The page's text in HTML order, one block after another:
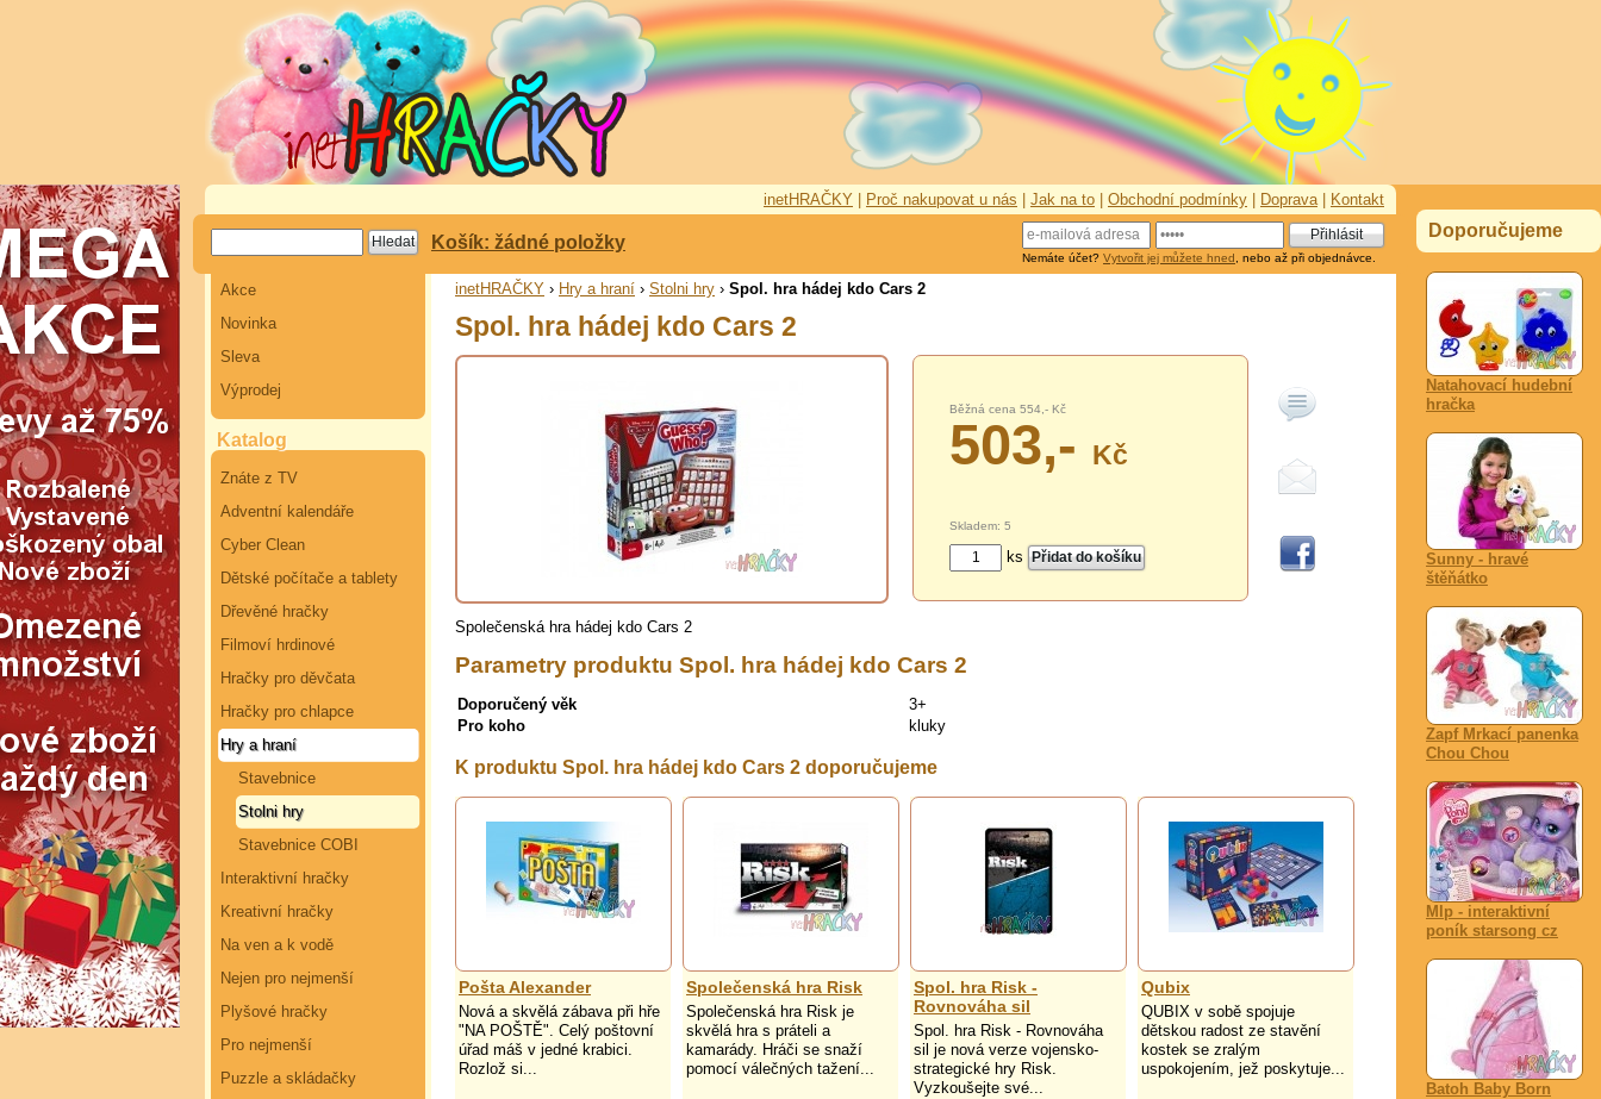
Doporučujeme
Natahovací hudební
hračka
Sunny - hravé
štěňátko
Zapf Mrkací panenka
Chou Chou
Mlp - interaktivní
poník starsong cz
Batoh Baby Born
inetHRAČKY Proč nakupovat u nás Jak na to Obchodní podmínky Doprava| Kontakt
Nemáte účet? Vytvořit jej můžete hned , nebo až při objednávce.
Košík: žádné položky
Akce
Novinka
Sleva
Výprodej
Katalog
Znáte z TV
Adventní kalendáře
Cyber Clean
Dětské počítače a tablety
Dřevěné hračky
Filmoví hrdinové
Hračky pro děvčata
Hračky pro chlapce
Hry a hraní
Stavebnice
Stolni hry
Stavebnice COBI
Interaktivní hračky
Kreativní hračky
Na ven a k vodě
Nejen pro nejmenší
Plyšové hračky
Pro nejmenší
Puzzle a skládačky
inetHRAČKY › Hry a hraní › Stolni hry › Spol. hra hádej kdo Cars 2
Spol. hra hádej kdo Cars 2
Běžná cena 554,- Kč
503,- Kč
Skladem: 5
ks
Společenská hra hádej kdo Cars 2
Parametry produktu Spol. hra hádej kdo Cars 2
Doporučený věk
3+
Pro koho
kluky
K produktu Spol. hra hádej kdo Cars 2 doporučujeme
Pošta Alexander
Nová a skvělá zábava při hře
"NA POŠTĚ". Celý poštovní
úřad máš v jedné krabici.
Rozlož si...
Společenská hra Risk
Společenská hra Risk je
skvělá hra s práteli a
kamarády. Hráči se snaží
pomocí válečných tažení...
Spol. hra Risk -
Rovnováha sil
Spol. hra Risk - Rovnováha
sil je nová verze vojensko-
strategické hry Risk.
Vyzkoušejte své...
Qubix
QUBIX v sobě spojuje
dětskou radost ze stavění
kostek se zralým
uspokojením, jež poskytuje...